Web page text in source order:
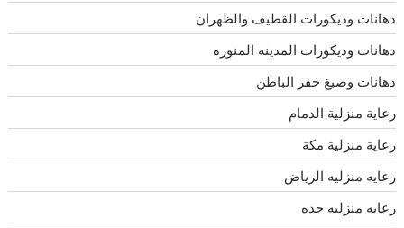
دهانات وديكورات القطيف والظهران
دهانات وديكورات المدينه المنوره
دهانات وصبغ حفر الباطن
رعاية منزلية الدمام
رعاية منزلية مكة
رعايه منزليه الرياض
رعايه منزليه جده